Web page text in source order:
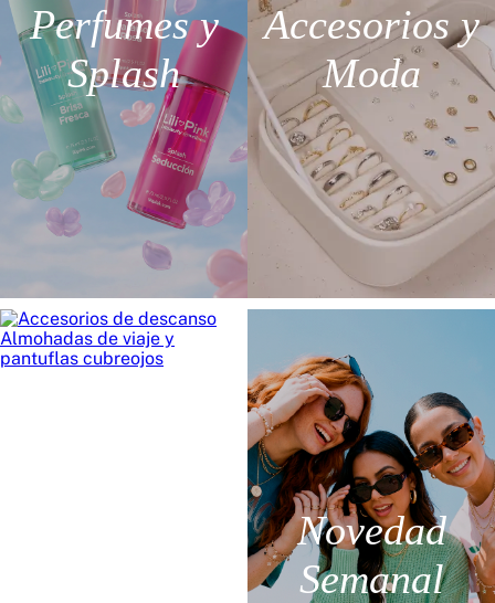
Perfumes y
Splash
Accesorios y
Moda
Novedad
Semanal